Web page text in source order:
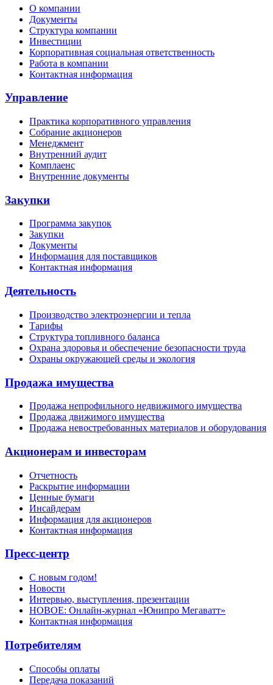
О компании
Документы
Структура компании
Инвестиции
Корпоративная социальная ответственность
Работа в компании
Контактная информация
Управление
Практика корпоративного управления
Собрание акционеров
Менеджмент
Внутренний аудит
Комплаенс
Внутренние документы
Закупки
Программа закупок
Закупки
Документы
Информация для поставщиков
Контактная информация
Деятельность
Производство электроэнергии и тепла
Тарифы
Структура топливного баланса
Охрана здоровья и обеспечение безопасности труда
Охраны окружающей среды и экология
Продажа имущества
Продажа непрофильного недвижимого имущества
Продажа движимого имущества
Продажа невостребованных материалов и оборудования
Акционерам и инвесторам
Отчетность
Раскрытие информации
Ценные бумаги
Инсайдерам
Информация для акционеров
Контактная информация
Пресс-центр
С новым годом!
Новости
Интервью, выступления, презентации
НОВОЕ: Онлайн-журнал «Юнипро Мегаватт»
Контактная информация
Потребителям
Способы оплаты
Передача показаний